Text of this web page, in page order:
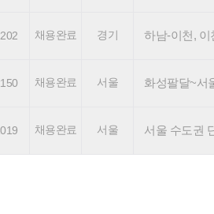
채용완료 경기 하남-이천, 이
채용완료 서울 화성팔달~서
채용완료 서울 서울 수도권